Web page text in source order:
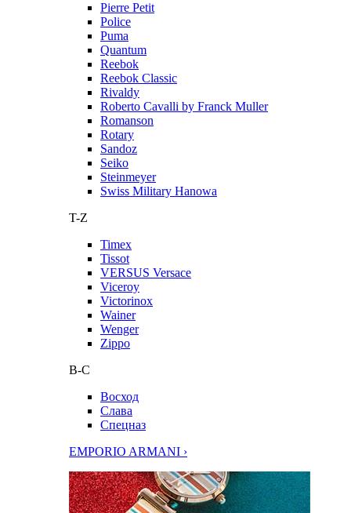
Pierre Petit
Police
Puma
Quantum
Reebok
Reebok Classic
Rivaldy
Roberto Cavalli by Franck Muller
Romanson
Rotary
Sandoz
Seiko
Steinmeyer
Swiss Military Hanowa
T-Z
Timex
Tissot
VERSUS Versace
Viceroy
Victorinox
Wainer
Wenger
Zippo
В-С
Восход
Слава
Спецназ
EMPORIO ARMANI ›